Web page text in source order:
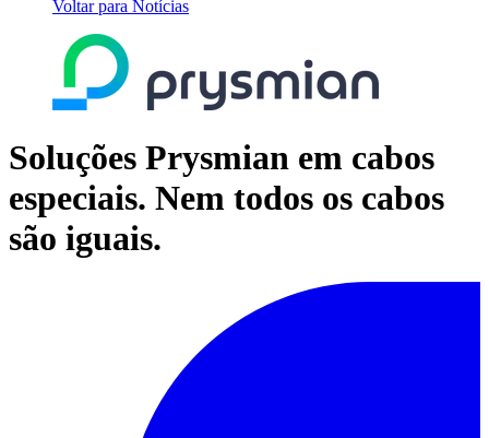
Voltar para Notícias
Soluções Prysmian em cabos
especiais. Nem todos os cabos
são iguais.